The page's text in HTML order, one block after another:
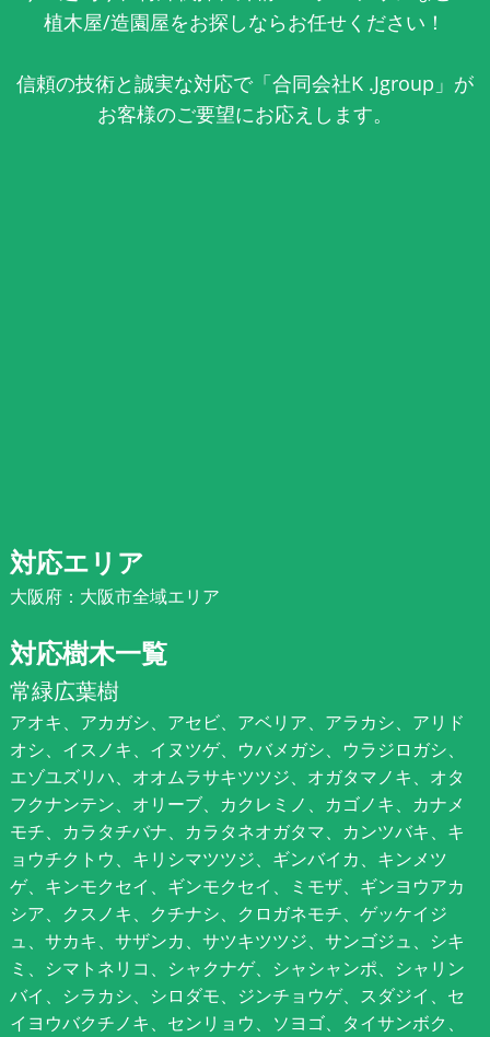
植木屋/造園屋をお探しならお任せください！
信頼の技術と誠実な対応で「合同会社K .Jgroup」が
お客様のご要望にお応えします。
対応エリア
大阪府：大阪市全域エリア
対応樹木一覧
常緑広葉樹
アオキ、アカガシ、アセビ、アベリア、アラカシ、アリド
オシ、イスノキ、イヌツゲ、ウバメガシ、ウラジロガシ、
エゾユズリハ、オオムラサキツツジ、オガタマノキ、オタ
フクナンテン、オリーブ、カクレミノ、カゴノキ、カナメ
モチ、カラタチバナ、カラタネオガタマ、カンツバキ、キ
ョウチクトウ、キリシマツツジ、ギンバイカ、キンメツ
ゲ、キンモクセイ、ギンモクセイ、ミモザ、ギンヨウアカ
シア、クスノキ、クチナシ、クロガネモチ、ゲッケイジ
ュ、サカキ、サザンカ、サツキツツジ、サンゴジュ、シキ
ミ、シマトネリコ、シャクナゲ、シャシャンポ、シャリン
バイ、シラカシ、シロダモ、ジンチョウゲ、スダジイ、セ
イヨウバクチノキ、センリョウ、ソヨゴ、タイサンボク、